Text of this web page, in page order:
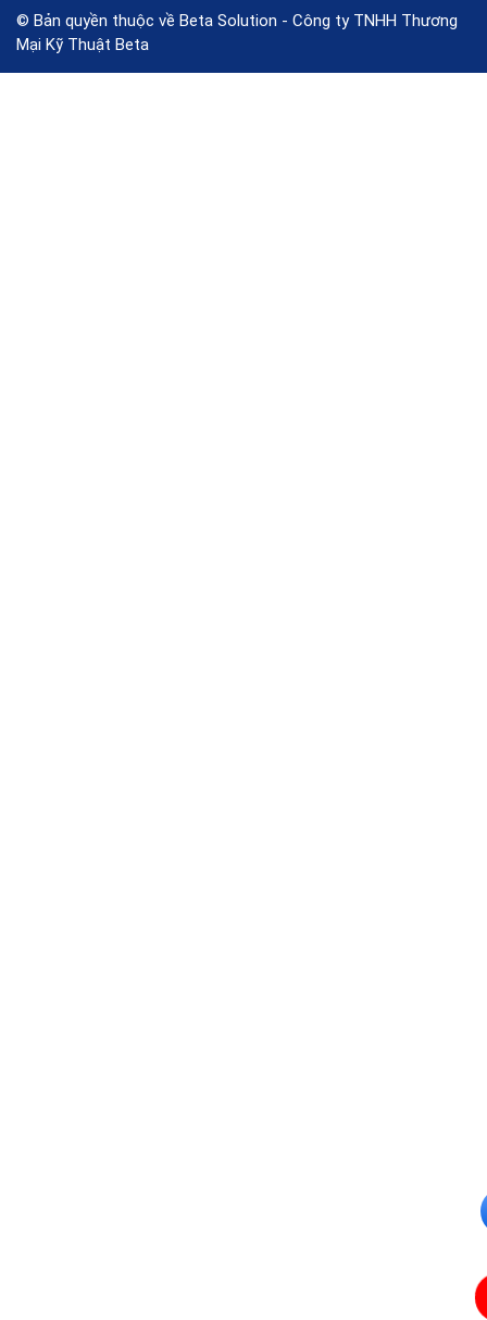
© Bản quyền thuộc về Beta Solution - Công ty TNHH Thương
Mại Kỹ Thuật Beta